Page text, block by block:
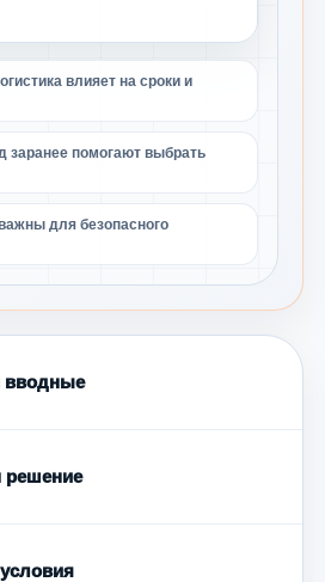
влияет на сроки и
заранее помогают выбрать
для безопасного
вводные
решение